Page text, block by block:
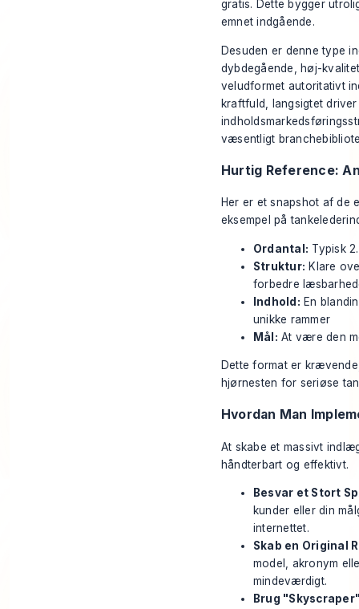
gratis. Dette bygger
emnet indgående.
Desuden er denne type
dybdegående, høj-
veludformet autoritativt
kraftfuld, langsigtet
væsentligt
Hurtig Reference:
Her er et snapshot af de
eksempel på
Ordantal: Typisk
Struktur: Klare
forbedre
Indhold: En
unikke rammer
Mål: At være den
Dette format er
hjørnesten for seriøse
Hvordan Man
At skabe et massivt
håndterbart og effektivt.
Besvar et Stort
kunder eller din
internettet.
Skab en Original
model, akronym
mindeværdigt.
Brug